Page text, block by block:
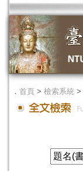
． 首頁 > 檢索系統 >